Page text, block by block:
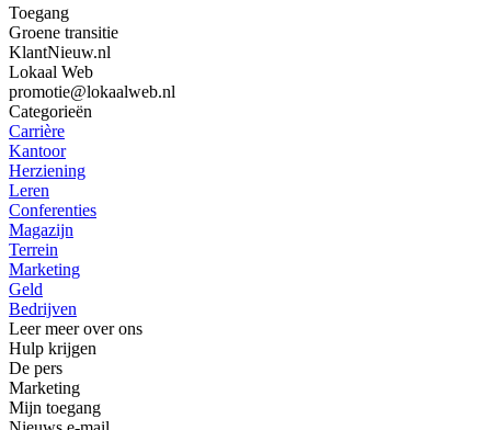
Toegang
Groene transitie
KlantNieuw.nl
Lokaal Web
promotie@lokaalweb.nl
Categorieën
Carrière
Kantoor
Herziening
Leren
Conferenties
Magazijn
Terrein
Marketing
Geld
Bedrijven
Leer meer over ons
Hulp krijgen
De pers
Marketing
Mijn toegang